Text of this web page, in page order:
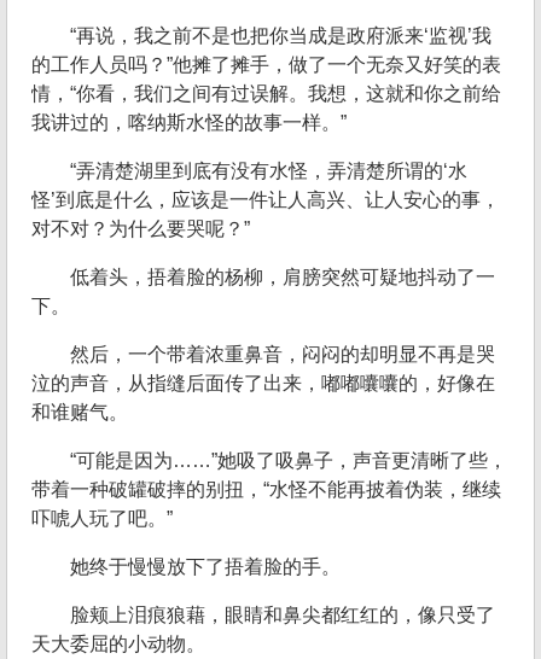
“再说，我之前不是也把你当成是政府派来‘监视’我
的工作人员吗？”他摊了摊手，做了一个无奈又好笑的表
情，“你看，我们之间有过误解。我想，这就和你之前给
我讲过的，喀纳斯水怪的故事一样。”
“弄清楚湖里到底有没有水怪，弄清楚所谓的‘水
怪’到底是什么，应该是一件让人高兴、让人安心的事，
对不对？为什么要哭呢？”
低着头，捂着脸的杨柳，肩膀突然可疑地抖动了一
下。
然后，一个带着浓重鼻音，闷闷的却明显不再是哭
泣的声音，从指缝后面传了出来，嘟嘟囔囔的，好像在
和谁赌气。
“可能是因为……”她吸了吸鼻子，声音更清晰了些，
带着一种破罐破摔的别扭，“水怪不能再披着伪装，继续
吓唬人玩了吧。”
她终于慢慢放下了捂着脸的手。
脸颊上泪痕狼藉，眼睛和鼻尖都红红的，像只受了
天大委屈的小动物。